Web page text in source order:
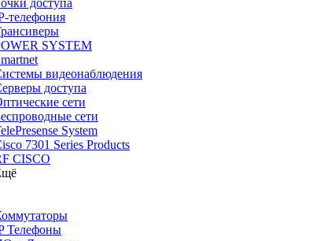
доступа
телефония
SYSTEM
видеонаблюдения
доступа
сети
сети
System
7301 Series Products
CISCO
Телефоны